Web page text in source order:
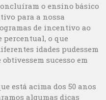
o ensino básico
para a nossa
de incentivo ao
percentual, o que
idades pudessem
sucesso em
está acima dos 50 anos
algumas dicas